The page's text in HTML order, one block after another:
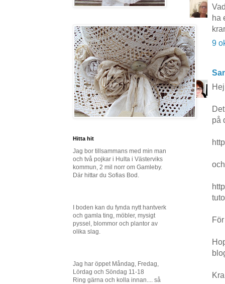
ha
9
på
Hitta hit
Jag bor tillsammans med min man
och två pojkar i Hulta i Västerviks
kommun, 2 mil norr om Gamleby.
Där hittar du Sofias Bod.
I boden kan du fynda nytt hantverk
och gamla ting, möbler, mysigt
pyssel, blommor och plantor av
olika slag.
Jag har öppet Måndag, Fredag,
Lördag och Söndag 11-18
Ring gärna och kolla innan.... så